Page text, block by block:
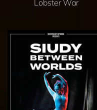
Lobster War